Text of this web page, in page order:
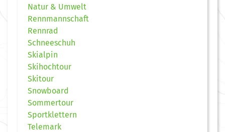
Natur & Umwelt
Rennmannschaft
Rennrad
Schneeschuh
Skialpin
Skihochtour
Skitour
Snowboard
Sommertour
Sportklettern
Telemark